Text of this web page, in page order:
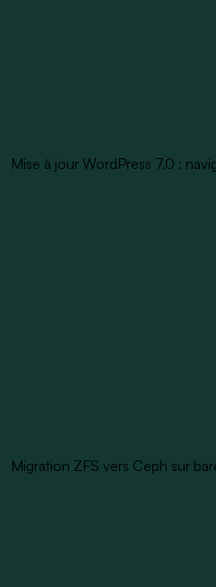
Mise à jour WordPress 7.0 :
Migration ZFS vers Ceph sur